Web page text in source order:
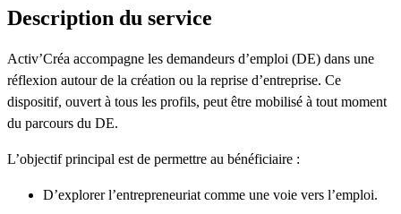
Description du service
Activ’Créa accompagne les demandeurs d’emploi (DE) dans une
réflexion autour de la création ou la reprise d’entreprise. Ce
dispositif, ouvert à tous les profils, peut être mobilisé à tout moment
du parcours du DE.
L’objectif principal est de permettre au bénéficiaire :
D’explorer l’entrepreneuriat comme une voie vers l’emploi.